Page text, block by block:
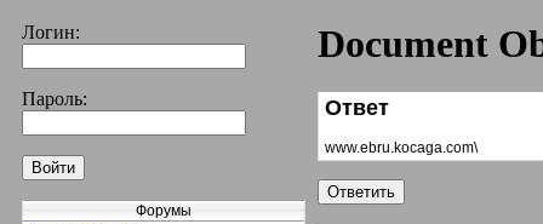
Логин:
Пароль:
Форумы
Document
Ответ
www.ebru.kocaga.com\